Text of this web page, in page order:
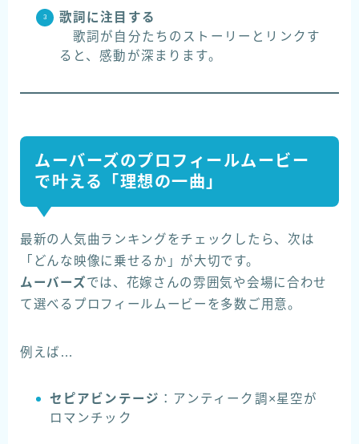
歌詞に注目する
歌詞が自分たちのストーリーとリンクす
ると、感動が深まります。
ムーバーズのプロフィールムービー
で叶える「理想の一曲」
最新の人気曲ランキングをチェックしたら、次は
「どんな映像に乗せるか」が大切です。
ムーバーズでは、花嫁さんの雰囲気や会場に合わせ
て選べるプロフィールムービーを多数ご用意。
例えば…
セピアビンテージ ：アンティーク調×星空が
ロマンチック